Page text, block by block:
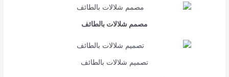
مصمم شلالات بالطائف
تصميم شلالات بالطائف